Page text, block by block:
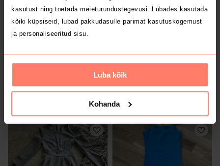
kasutust ning toetada meieturundustegevusi. Lubades kasutada
kõiki küpsiseid, lubad pakkudasulle parimat kasutuskogemust
ja personaliseeritud sisu.
Luba kõik
Kohanda
5 € XXS 20 €
XXS
Mango